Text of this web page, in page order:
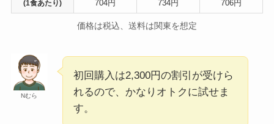
(1食あたり) 704円 734円 706円
価格は税込、送料は関東を想定
Nむら
初回購入は2,300円の割引が受けら
れるので、かなりオトクに試せま
す。